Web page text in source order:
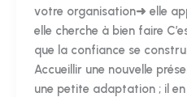
votre organisation➜ elle
elle cherche à bien faire
que la confiance se
Accueillir une nouvelle
une petite adaptation ; il